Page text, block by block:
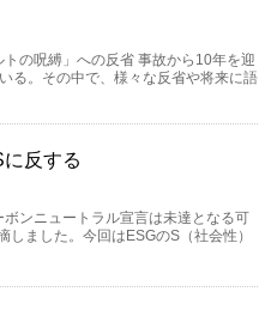
の呪縛」への反省 事故から10年を迎
る。その中で、様々な反省や将来に語
反する
ンニュートラル宣言は未達となる可
ました。今回はESGのS（社会性）